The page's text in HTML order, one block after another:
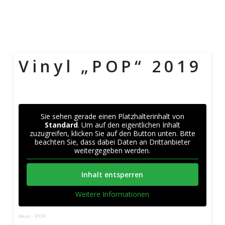
Vinyl „POP“ 2019
Sie sehen gerade einen Platzhalterinhalt von
Standard. Um auf den eigentlichen Inhalt
zuzugreifen, klicken Sie auf den Button unten. Bitte
beachten Sie, dass dabei Daten an Drittanbieter
weitergegeben werden.
Inhalt entsperren
Weitere Informationen
Heyn · POP